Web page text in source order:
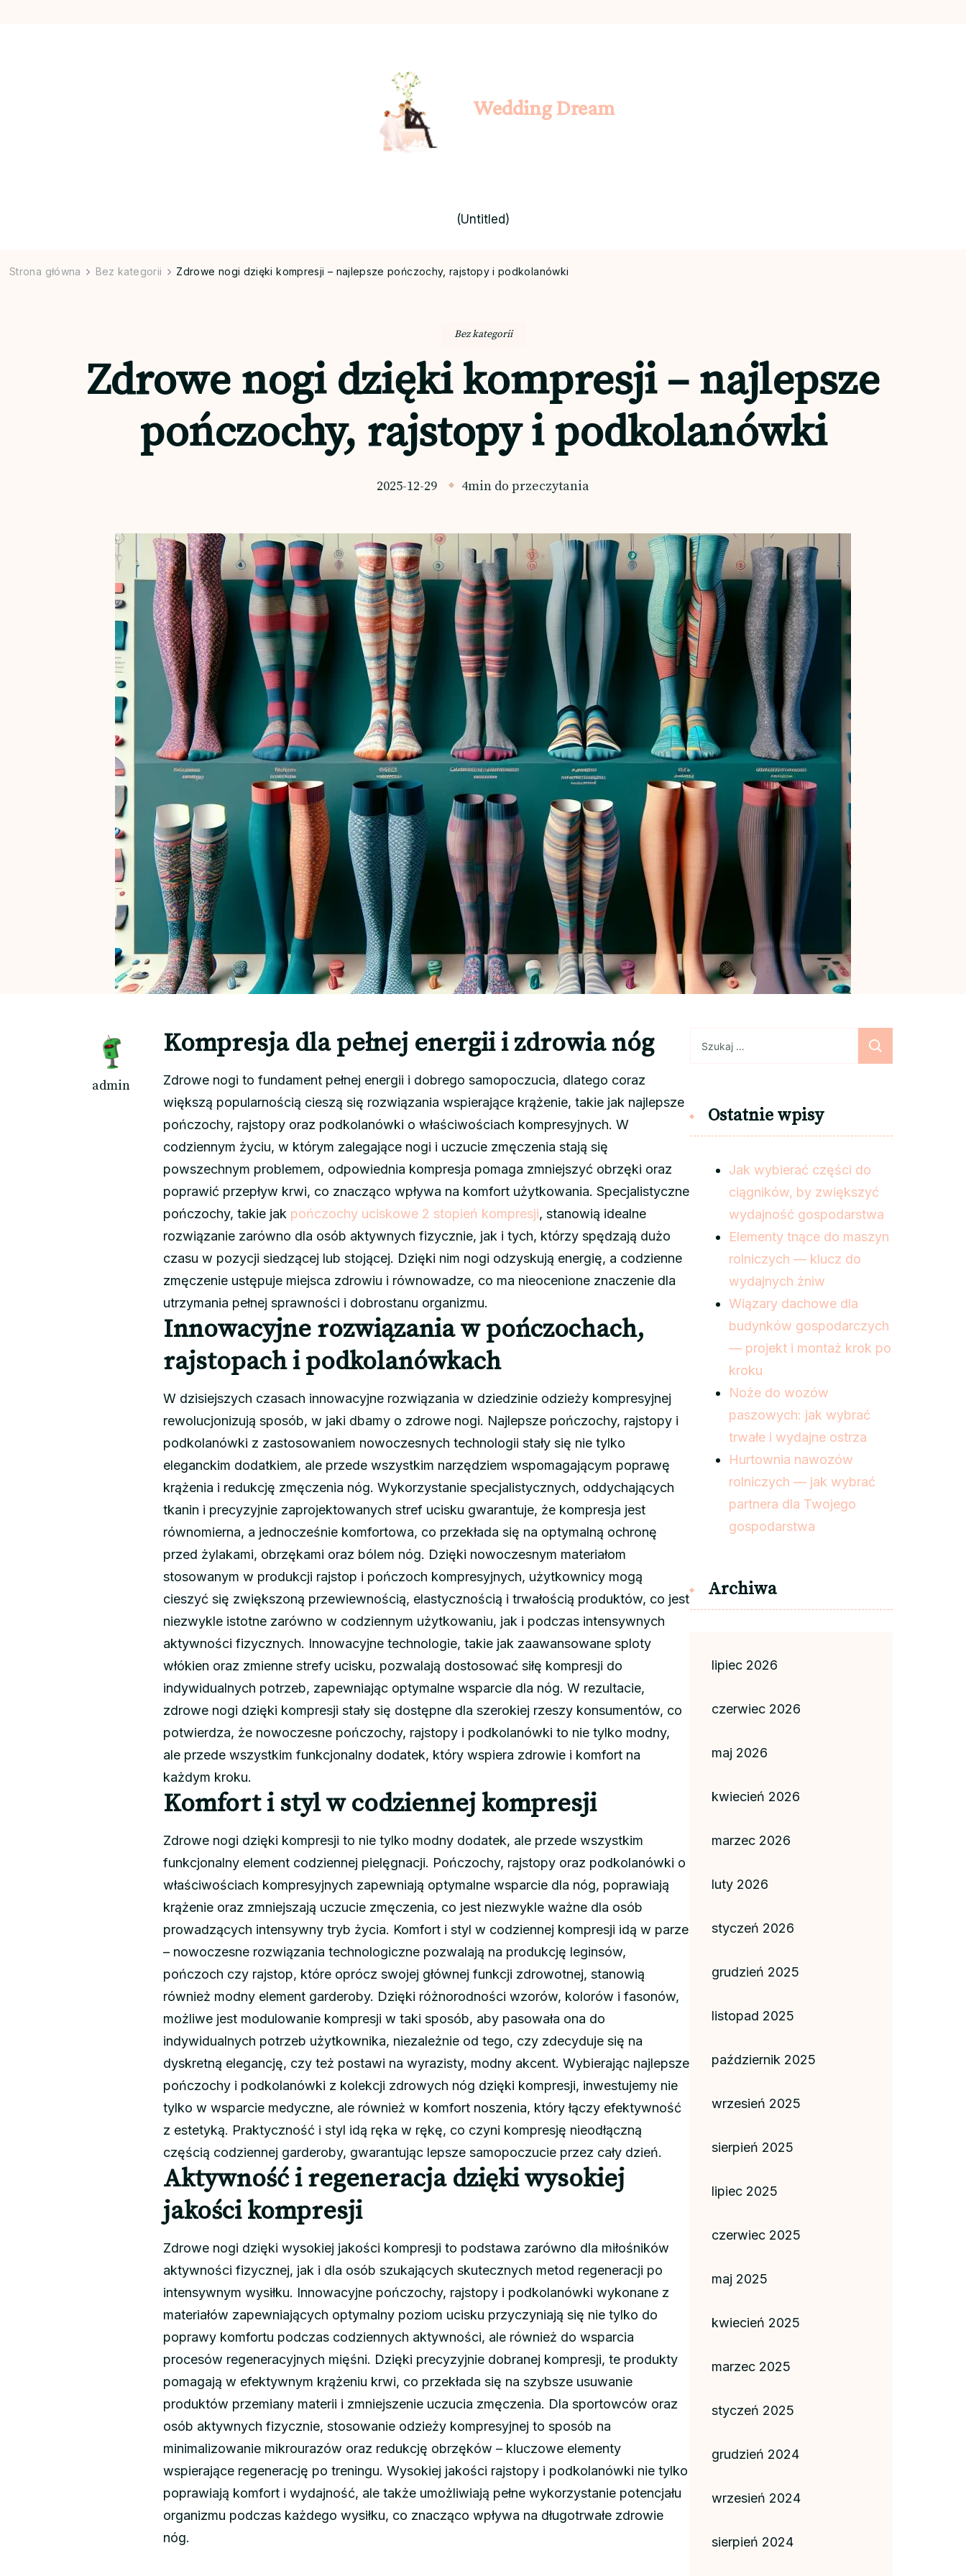
Wedding Dream
(Untitled)
Strona główna Bez kategorii Zdrowe nogi dzięki kompresji – najlepsze pończochy, rajstopy i podkolanówki
Bez kategorii
Zdrowe nogi dzięki kompresji – najlepsze
pończochy, rajstopy i podkolanówki
2025-12-29 4min do przeczytania
admin
Kompresja dla pełnej energii i zdrowia nóg
Zdrowe nogi to fundament pełnej energii i dobrego samopoczucia, dlatego coraz
większą popularnością cieszą się rozwiązania wspierające krążenie, takie jak najlepsze
pończochy, rajstopy oraz podkolanówki o właściwościach kompresyjnych. W
codziennym życiu, w którym zalegające nogi i uczucie zmęczenia stają się
powszechnym problemem, odpowiednia kompresja pomaga zmniejszyć obrzęki oraz
poprawić przepływ krwi, co znacząco wpływa na komfort użytkowania. Specjalistyczne
pończochy, takie jak pończochy uciskowe 2 stopień kompresji, stanowią idealne
rozwiązanie zarówno dla osób aktywnych fizycznie, jak i tych, którzy spędzają dużo
czasu w pozycji siedzącej lub stojącej. Dzięki nim nogi odzyskują energię, a codzienne
zmęczenie ustępuje miejsca zdrowiu i równowadze, co ma nieocenione znaczenie dla
utrzymania pełnej sprawności i dobrostanu organizmu.
Innowacyjne rozwiązania w pończochach,
rajstopach i podkolanówkach
W dzisiejszych czasach innowacyjne rozwiązania w dziedzinie odzieży kompresyjnej
rewolucjonizują sposób, w jaki dbamy o zdrowe nogi. Najlepsze pończochy, rajstopy i
podkolanówki z zastosowaniem nowoczesnych technologii stały się nie tylko
eleganckim dodatkiem, ale przede wszystkim narzędziem wspomagającym poprawę
krążenia i redukcję zmęczenia nóg. Wykorzystanie specjalistycznych, oddychających
tkanin i precyzyjnie zaprojektowanych stref ucisku gwarantuje, że kompresja jest
równomierna, a jednocześnie komfortowa, co przekłada się na optymalną ochronę
przed żylakami, obrzękami oraz bólem nóg. Dzięki nowoczesnym materiałom
stosowanym w produkcji rajstop i pończoch kompresyjnych, użytkownicy mogą
cieszyć się zwiększoną przewiewnością, elastycznością i trwałością produktów, co jest
niezwykle istotne zarówno w codziennym użytkowaniu, jak i podczas intensywnych
aktywności fizycznych. Innowacyjne technologie, takie jak zaawansowane sploty
włókien oraz zmienne strefy ucisku, pozwalają dostosować siłę kompresji do
indywidualnych potrzeb, zapewniając optymalne wsparcie dla nóg. W rezultacie,
zdrowe nogi dzięki kompresji stały się dostępne dla szerokiej rzeszy konsumentów, co
potwierdza, że nowoczesne pończochy, rajstopy i podkolanówki to nie tylko modny,
ale przede wszystkim funkcjonalny dodatek, który wspiera zdrowie i komfort na
każdym kroku.
Komfort i styl w codziennej kompresji
Zdrowe nogi dzięki kompresji to nie tylko modny dodatek, ale przede wszystkim
funkcjonalny element codziennej pielęgnacji. Pończochy, rajstopy oraz podkolanówki o
właściwościach kompresyjnych zapewniają optymalne wsparcie dla nóg, poprawiają
krążenie oraz zmniejszają uczucie zmęczenia, co jest niezwykle ważne dla osób
prowadzących intensywny tryb życia. Komfort i styl w codziennej kompresji idą w parze
– nowoczesne rozwiązania technologiczne pozwalają na produkcję leginsów,
pończoch czy rajstop, które oprócz swojej głównej funkcji zdrowotnej, stanowią
również modny element garderoby. Dzięki różnorodności wzorów, kolorów i fasonów,
możliwe jest modulowanie kompresji w taki sposób, aby pasowała ona do
indywidualnych potrzeb użytkownika, niezależnie od tego, czy zdecyduje się na
dyskretną elegancję, czy też postawi na wyrazisty, modny akcent. Wybierając najlepsze
pończochy i podkolanówki z kolekcji zdrowych nóg dzięki kompresji, inwestujemy nie
tylko w wsparcie medyczne, ale również w komfort noszenia, który łączy efektywność
z estetyką. Praktyczność i styl idą ręka w rękę, co czyni kompresję nieodłączną
częścią codziennej garderoby, gwarantując lepsze samopoczucie przez cały dzień.
Aktywność i regeneracja dzięki wysokiej
jakości kompresji
Zdrowe nogi dzięki wysokiej jakości kompresji to podstawa zarówno dla miłośników
aktywności fizycznej, jak i dla osób szukających skutecznych metod regeneracji po
intensywnym wysiłku. Innowacyjne pończochy, rajstopy i podkolanówki wykonane z
materiałów zapewniających optymalny poziom ucisku przyczyniają się nie tylko do
poprawy komfortu podczas codziennych aktywności, ale również do wsparcia
procesów regeneracyjnych mięśni. Dzięki precyzyjnie dobranej kompresji, te produkty
pomagają w efektywnym krążeniu krwi, co przekłada się na szybsze usuwanie
produktów przemiany materii i zmniejszenie uczucia zmęczenia. Dla sportowców oraz
osób aktywnych fizycznie, stosowanie odzieży kompresyjnej to sposób na
minimalizowanie mikrourazów oraz redukcję obrzęków – kluczowe elementy
wspierające regenerację po treningu. Wysokiej jakości rajstopy i podkolanówki nie tylko
poprawiają komfort i wydajność, ale także umożliwiają pełne wykorzystanie potencjału
organizmu podczas każdego wysiłku, co znacząco wpływa na długotrwałe zdrowie
nóg.
Ostatnie wpisy
Jak wybierać części do
ciągników, by zwiększyć
wydajność gospodarstwa
Elementy tnące do maszyn
rolniczych — klucz do
wydajnych żniw
Wiązary dachowe dla
budynków gospodarczych
— projekt i montaż krok po
kroku
Noże do wozów
paszowych: jak wybrać
trwałe i wydajne ostrza
Hurtownia nawozów
rolniczych — jak wybrać
partnera dla Twojego
gospodarstwa
Archiwa
lipiec 2026
czerwiec 2026
maj 2026
kwiecień 2026
marzec 2026
luty 2026
styczeń 2026
grudzień 2025
listopad 2025
październik 2025
wrzesień 2025
sierpień 2025
lipiec 2025
czerwiec 2025
maj 2025
kwiecień 2025
marzec 2025
styczeń 2025
grudzień 2024
wrzesień 2024
sierpień 2024